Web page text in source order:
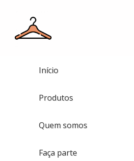
Início
Produtos
Quem somos
Faça parte